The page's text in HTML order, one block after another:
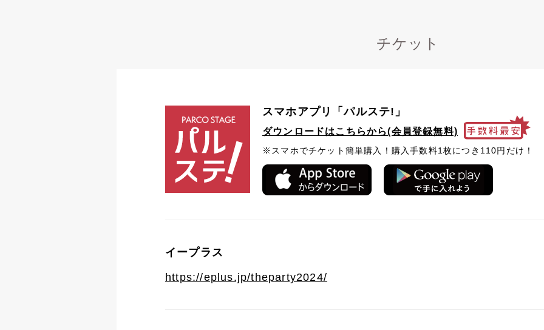
チケット
スマホアプリ「パルステ!」
ダウンロードはこちらから(会員登録無料)
※スマホでチケット簡単購入！購入手数料1枚につき110円だけ！
イープラス
https://eplus.jp/theparty2024/